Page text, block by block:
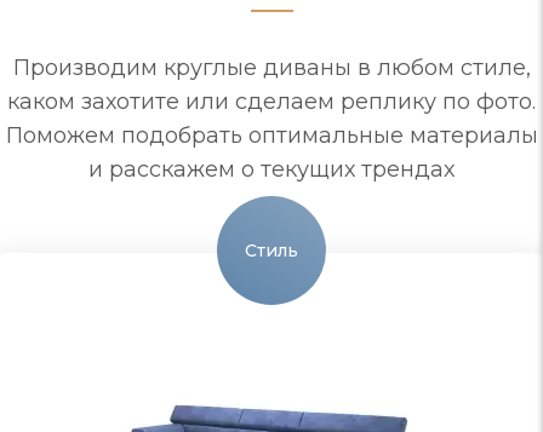
Производим круглые диваны в любом стиле,
каком захотите или сделаем реплику по фото.
Поможем подобрать оптимальные материалы
и расскажем о текущих трендах
Стиль